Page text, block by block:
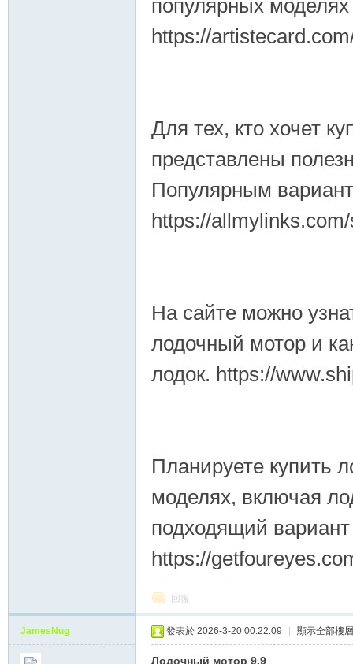
популярных моделях
https://
Для тех, кто хочет
представлены
Популярным
https://
На сайте можно
лодочный мотор и
лодок. https://
Планируете купить
моделях, включая
подходящий
https://
回復
JamesNug 發表於 2026-3-20 00:22:09 顯示全部樓層
Лодочный мотор 9.9